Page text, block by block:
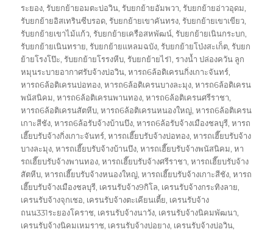
ระยอง,รับยกย้ายอมตะบ่อวิน,รับยกย้ายอัมพวา,รับยกย้ายอ่าวอุดม,
รับยกย้ายอิสเทรินซีบรอด,รับยกย้ายเขาคันทรง,รับยกย้ายเขาเขียว,
รับยกย้ายเขาไม้แก้ว,รับยกย้ายเครือสหพัฒน์,รับยกย้ายเนินกระบก,
รับยกย้ายเนินทราย,รับยกย้ายแหลมฉบัง,รับยกย้ายโป่งสะเก็ต,รับยก
ย้ายโรงโป๊ะ,รับยกย้ายโรรงหีบ,รับยกย้ายไร่1,รางน้ำ ปล่องควัน ลูก
หมุนระบายอากาศรับจ้างบ่อวิน,หารถ6ล้อติเครนกิ่งเกาะจันทร์,
หารถ6ล้อติเครนบ่อทอง,หารถ6ล้อติเครนบางละมุง,หารถ6ล้อติเครน
พนัสนิคม,หารถ6ล้อติเครนพานทอง,หารถ6ล้อติเครนศรีราชา,
หารถ6ล้อติเครนสัตหีบ,หารถ6ล้อติเครนหนองใหญ่,หารถ6ล้อติเครน
เกาะสีชัง,หารถ6ล้อรับจ้างบ้านบึง,หารถ6ล้อรับจ้างเมืองชลบุรี,หารถ
เฮี๊ยบรับจ้างกิ่งเกาะจันทร์,หารถเฮี๊ยบรับจ้างบ่อทอง,หารถเฮี๊ยบรับจ้าง
บางละมุง,หารถเฮี๊ยบรับจ้างบ้านบึง,หารถเฮี๊ยบรับจ้างพนัสนิคม,หา
รถเฮี๊ยบรับจ้างพานทอง,หารถเฮี๊ยบรับจ้างศรีราชา,หารถเฮี๊ยบรับจ้าง
สัตหีบ,หารถเฮี๊ยบรับจ้างหนองใหญ่,หารถเฮี๊ยบรับจ้างเกาะสีชัง,หารถ
เฮี๊ยบรับจ้างเมืองชลบุรี, เครนรับจ้าง9กิโล, เครนรับจ้างกระทิงลาย,
เครนรับจ้างจุกเชอ, เครนรับจ้างตะเคียนเตี้ย, เครนรับจ้าง
ถนน331ระยองโคราช, เครนรับจ้างนาวัง, เครนรับจ้างนิคมพัฒนา,
เครนรับจ้างนิคมเหมราช, เครนรับจ้างบ่อยาง, เครนรับจ้างบ่อวิน,